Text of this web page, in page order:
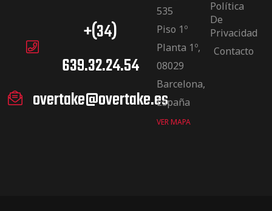
+(34)
639.32.24.54
overtake@overtake.es
535
Piso 1º
Planta 1º,
08029
Barcelona,
España
VER MAPA
Política
De
Privacidad
Contacto